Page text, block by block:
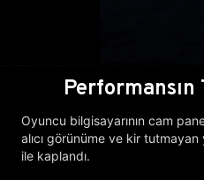
Performansın
Oyuncu bilgisayarının cam
alıcı görünüme ve kir tutmayan
ile kaplandı.